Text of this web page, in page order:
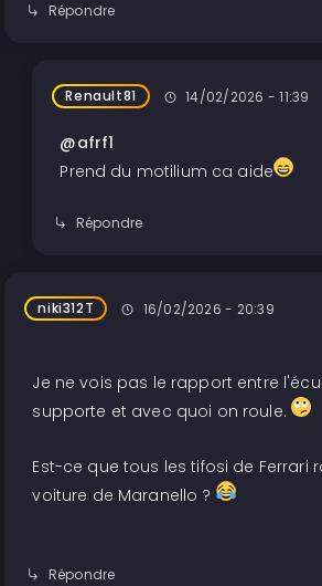
Répondre
Renault81 14/02/2026 - 11:39
@afrf1
Prend du motilium ca aide
Répondre
niki312T 16/02/2026 - 20:39
Je ne vois pas le rapport entre
supporte et avec quoi on roule.
Est-ce que tous les tifosi de Ferrari
voiture de Maranello ?
Répondre